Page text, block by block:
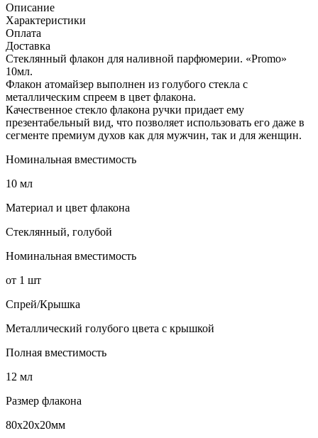
Описание
Характеристики
Оплата
Доставка
Стеклянный флакон для наливной парфюмерии. «Promo»
10мл.
Флакон атомайзер выполнен из голубого стекла с
металлическим спреем в цвет флакона.
Качественное стекло флакона ручки придает ему
презентабельный вид, что позволяет использовать его даже в
сегменте премиум духов как для мужчин, так и для женщин.
Номинальная вместимость
10 мл
Материал и цвет флакона
Стеклянный, голубой
Номинальная вместимость
от 1 шт
Спрей/Крышка
Металлический голубого цвета с крышкой
Полная вместимость
12 мл
Размер флакона
80х20х20мм